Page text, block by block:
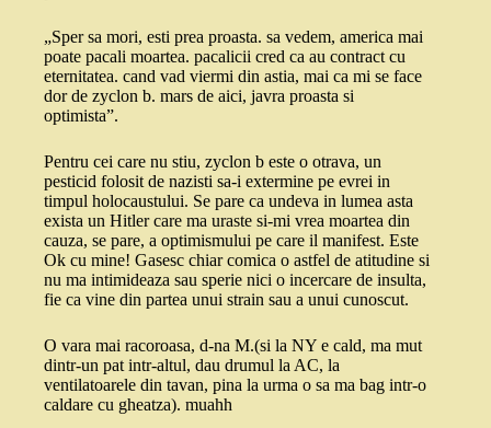
„Sper sa mori, esti prea proasta. sa vedem, america mai
poate pacali moartea. pacalicii cred ca au contract cu
eternitatea. cand vad viermi din astia, mai ca mi se face
dor de zyclon b. mars de aici, javra proasta si
optimista”.
Pentru cei care nu stiu, zyclon b este o otrava, un
pesticid folosit de nazisti sa-i extermine pe evrei in
timpul holocaustului. Se pare ca undeva in lumea asta
exista un Hitler care ma uraste si-mi vrea moartea din
cauza, se pare, a optimismului pe care il manifest. Este
Ok cu mine! Gasesc chiar comica o astfel de atitudine si
nu ma intimideaza sau sperie nici o incercare de insulta,
fie ca vine din partea unui strain sau a unui cunoscut.
O vara mai racoroasa, d-na M.(si la NY e cald, ma mut
dintr-un pat intr-altul, dau drumul la AC, la
ventilatoarele din tavan, pina la urma o sa ma bag intr-o
caldare cu gheatza). muahh